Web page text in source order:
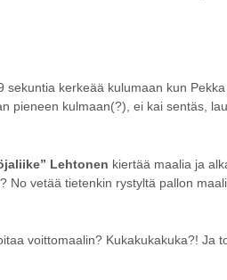
sekuntia kerkeää kulumaan kun
pieneen kulmaan(?), ei kai sentäs,
Lehtonen kiertää maalia ja
No vetää tietenkin rystyltä pallon
voittomaalin? Kukakukakuka?! Ja